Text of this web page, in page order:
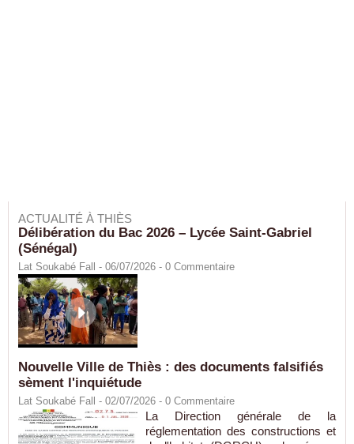
ACTUALITÉ À THIÈS
Délibération du Bac 2026 – Lycée Saint-Gabriel
(Sénégal)
Lat Soukabé Fall - 06/07/2026 - 0 Commentaire
Nouvelle Ville de Thiès : des documents falsifiés
sèment l'inquiétude
Lat Soukabé Fall - 02/07/2026 - 0 Commentaire
La Direction générale de la
réglementation des constructions et